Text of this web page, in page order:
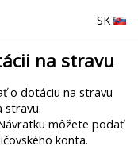
SK
na stravu
o dotáciu na stravu
stravu.
môžete podať
konta.